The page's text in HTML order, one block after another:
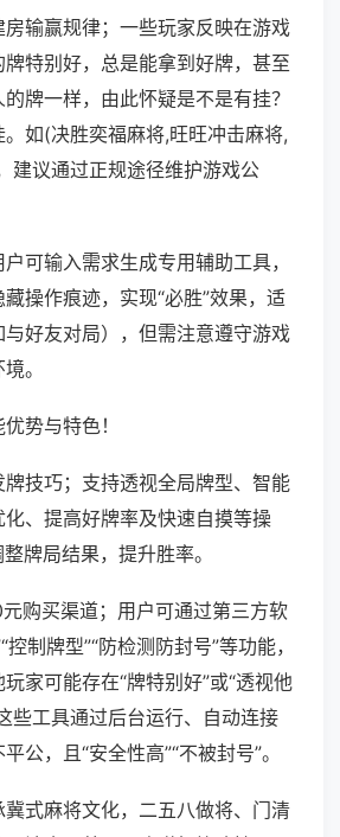
输赢规律；一些玩家反映在游戏
特别好，总是能拿到好牌，甚至
牌一样，由此怀疑是不是有挂？
如(决胜奕福麻将,旺旺冲击麻将,
建议通过正规途径维护游戏公
可输入需求生成专用辅助工具，
操作痕迹，实现“必胜”效果，适
好友对局），但需注意遵守游戏
。
势与特色！
技巧；支持透视全局牌型、智能
、提高好牌率及快速自摸等操
牌局结果，提升胜率。
购买渠道；用户可通过第三方软
制牌型”“防检测防封号”等功能，
家可能存在“牌特别好”或“透视他
些工具通过后台运行、自动连接
公，且“安全性高”“不被封号”。
式麻将文化，二五八做将、门清